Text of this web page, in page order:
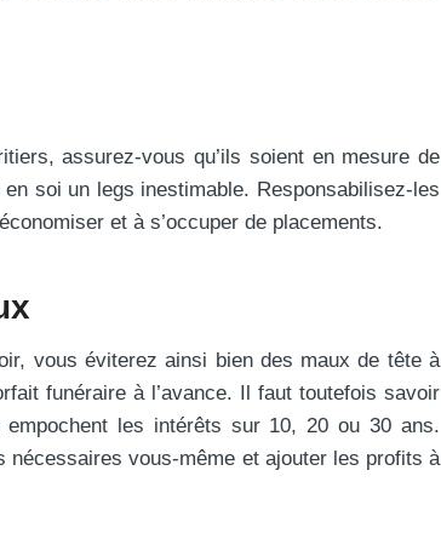
assurez-vous qu’ils soient en mesure de
soi un legs inestimable. Responsabilisez-les
et à s’occuper de placements.
vous éviterez ainsi bien des maux de tête à
funéraire à l’avance. Il faut toutefois savoir
les intérêts sur 10, 20 ou 30 ans.
vous-même et ajouter les profits à